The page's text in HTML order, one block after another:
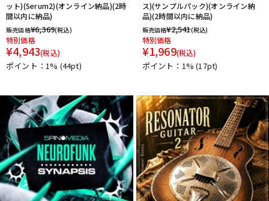
ット)(Serum2)(オンライン納品)(2時
間以内に納品)
販売価格¥6,369(税込)
特別価格
¥4,943(税込)
ポイント：1% (44pt)
ス)(サンプルパック)(オンライン納
品)(2時間以内に納品)
販売価格¥2,541(税込)
特別価格
¥1,969(税込)
ポイント：1%(17pt)